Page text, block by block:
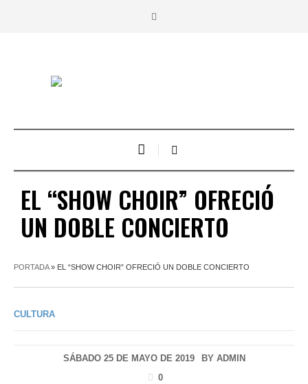
EL “SHOW CHOIR” OFRECIÓ
UN DOBLE CONCIERTO
PORTADA» EL “SHOW CHOIR” OFRECIÓ UN DOBLE CONCIERTO
CULTURA
SÁBADO 25 DE MAYO DE 2019 BY ADMIN
0